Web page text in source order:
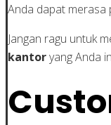
Anda dapat merasa
Jangan ragu untuk
kantoryang Anda